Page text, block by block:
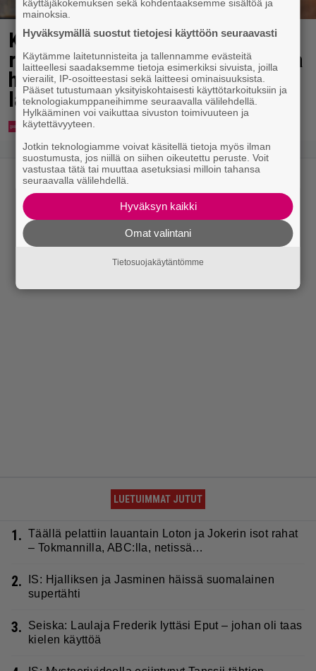
Karita Tykän ja Sami Saikkosen
rakkaus kukoistaa – vähäpukeista
hempeilyä ja leveitä virnistyksiä
laiturilla
LUETUIMMAT JUTUT
1. Täällä pelattiin lauantain Loton ja Jokerin isot rahat
– Tokmannilla, ABC:lla, netissä…
2.
IS: Hjalliksen ja Jasminen häissä suomalainen
supertähti
3.
Seiska: Laulaja Frederik lyttäsi Eput – johan oli taas
kielen käyttöä
käyttäjäkokemuksen sekä kohdentaaksemme sisältöä ja
mainoksia.
Hyväksymällä suostut tietojesi käyttöön seuraavasti
Käytämme laitetunnisteita ja tallennamme evästeitä
laitteellesi saadaksemme tietoja esimerkiksi sivuista, joilla
vierailit, IP-osoitteestasi sekä laitteesi ominaisuuksista.
Pääset tutustumaan yksityiskohtaisesti käyttötarkoituksiin ja
teknologiakumppaneihimme seuraavalla välilehdellä.
Hylkääminen voi vaikuttaa sivuston toimivuuteen ja
käytettävyyteen.
Jotkin teknologiamme voivat käsitellä tietoja myös ilman
suostumusta, jos niillä on siihen oikeutettu peruste. Voit
vastustaa tätä tai muuttaa asetuksiasi milloin tahansa
seuraavalla välilehdellä.
Hyväksyn kaikki
Omat valintani
Tietosuojakäytäntömme